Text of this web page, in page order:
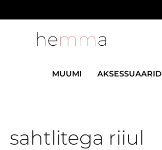
to
MUUMI AKSESSUAARID
sahtlitega riiul